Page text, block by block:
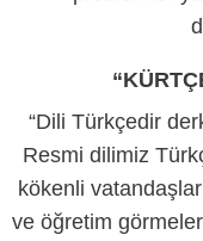
“Dili Türkçedir
Resmi dilimiz
kökenli
ve öğretim